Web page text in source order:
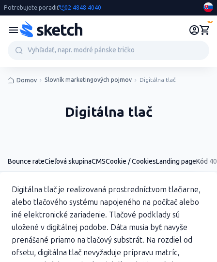
Potrebujete poradiť 02 4848 4040
Domov Slovník marketingových pojmov Digitálna tlač
Digitálna tlač
Bounce rateCieľová skupinaCMSCookie / CookiesLanding pageKód
Digitálna tlač je realizovaná prostredníctvom tlačiarne,
alebo tlačového systému napojeného na počítač alebo
iné elektronické zariadenie. Tlačové podklady sú
uložené v digitálnej podobe. Dáta musia byť navyše
prenášané priamo na tlačový substrát. Na rozdiel od
ofsetu, digitálna tlač nevyžaduje prípravu matríc,